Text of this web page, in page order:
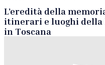
L’eredità della
itinerari e luoghi della
in Toscana